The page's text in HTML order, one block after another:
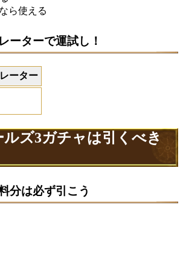
ら使える
ーターで運試し！
ーター
ズ3ガチャは引くべき
分は必ず引こう